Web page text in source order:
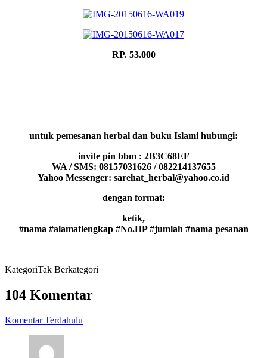
RP. 53.000
untuk pemesanan herbal dan buku Islami hubungi:
invite pin bbm : 2B3C68EF
WA / SMS: 08157031626 / 082214137655
Yahoo Messenger: sarehat_herbal@yahoo.co.id
dengan format:
ketik,
#nama #alamatlengkap #No.HP #jumlah #nama pesanan
KategoriTak Berkategori
104 Komentar
Navigasi
komentar
Komentar Terdahulu